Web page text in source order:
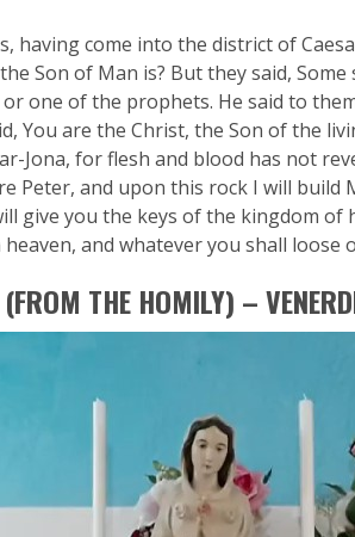
having come into the district of
Son of Man is? But they said,
one of the prophets. He said to
You are the Christ, the Son of the
Jona, for flesh and blood has not
Peter, and upon this rock I will
give you the keys of the kingdom
and whatever you shall loose
(FROM THE HOMILY) –